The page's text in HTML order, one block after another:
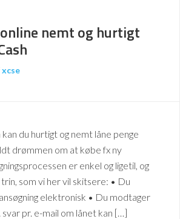
nemt og hurtigt
xcse
du hurtigt og nemt låne penge
drømmen om at købe fx ny
er enkel og ligetil, og
som vi her vil skitsere: • Du
elektronisk • Du modtager
pr. e-mail om lånet kan […]